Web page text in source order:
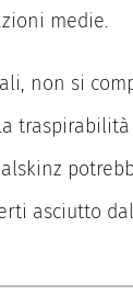
medie.
non si
traspirabilità
asciutto